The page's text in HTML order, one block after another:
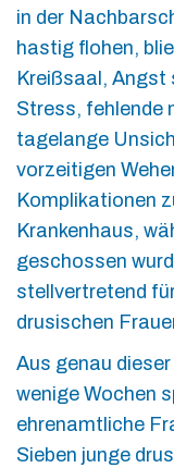
in der
hastig flohen,
Kreißsaal,
Stress, fehlende
tagelange
vorzeitigen
Komplikationen
Krankenhaus,
geschossen
stellvertretend
drusischen
Aus genau
wenige Wochen
ehrenamtliche
Sieben junge